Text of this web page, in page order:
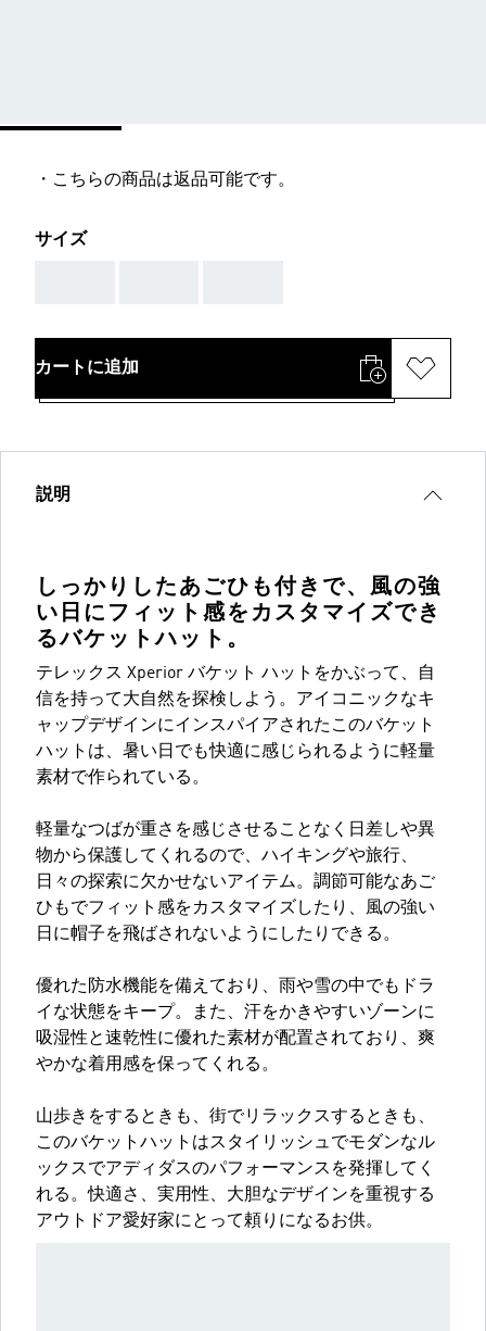
・こちらの商品は返品可能です。
サイズ
カートに追加
説明
しっかりしたあごひも付きで、風の強
い日にフィット感をカスタマイズでき
るバケットハット。
テレックス Xperior バケット ハットをかぶって、自
信を持って大自然を探検しよう。アイコニックなキ
ャップデザインにインスパイアされたこのバケット
ハットは、暑い日でも快適に感じられるように軽量
素材で作られている。
軽量なつばが重さを感じさせることなく日差しや異
物から保護してくれるので、ハイキングや旅行、
日々の探索に欠かせないアイテム。調節可能なあご
ひもでフィット感をカスタマイズしたり、風の強い
日に帽子を飛ばされないようにしたりできる。
優れた防水機能を備えており、雨や雪の中でもドラ
イな状態をキープ。また、汗をかきやすいゾーンに
吸湿性と速乾性に優れた素材が配置されており、爽
やかな着用感を保ってくれる。
山歩きをするときも、街でリラックスするときも、
このバケットハットはスタイリッシュでモダンなル
ックスでアディダスのパフォーマンスを発揮してく
れる。快適さ、実用性、大胆なデザインを重視する
アウトドア愛好家にとって頼りになるお供。